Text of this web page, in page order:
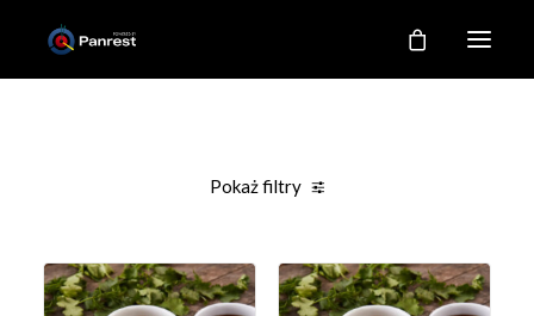
KONTAKT
Pokaż filtry